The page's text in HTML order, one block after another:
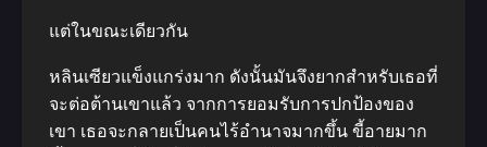
แต่ในขณะเดียวกัน
หลินเซียวแข็งแกร่งมาก ดังนั้นมันจึงยากสําหรับเธอที่
จะต่อต้านเขาแล้ว จากการยอมรับการปกป้องของ
เขา เธอจะกลายเป็นคนไร้อํานาจมากขึ้น ขี้อายมาก